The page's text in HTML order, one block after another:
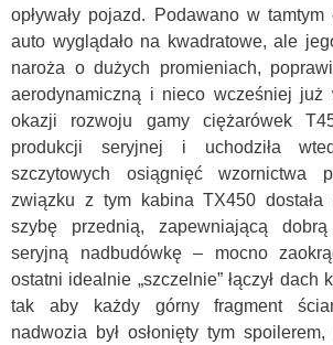
opływały pojazd. Podawano w
auto wyglądało na kwadratowe, ale
naroża o dużych promieniach,
aerodynamiczną i nieco wcześniej już
okazji rozwoju gamy ciężarówek
produkcji seryjnej i uchodziła
szczytowych osiągnięć wzornictwa
związku z tym kabina TX450 dostała
szybę przednią, zapewniającą
seryjną nadbudówkę – mocno
ostatni idealnie „szczelnie” łączył dach
tak aby każdy górny fragment
nadwozia był osłonięty tym